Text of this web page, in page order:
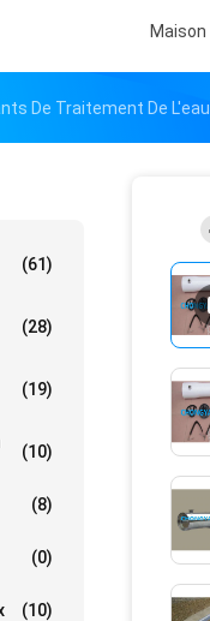
Maison
De Traitement De L'eau
(61)
(28)
(19)
(10)
(8)
(0)
(10)